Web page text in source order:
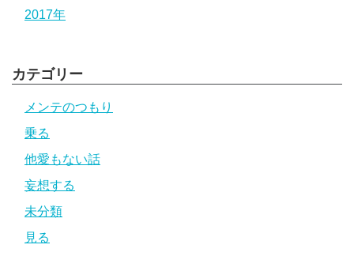
2017年
カテゴリー
メンテのつもり
乗る
他愛もない話
妄想する
未分類
見る